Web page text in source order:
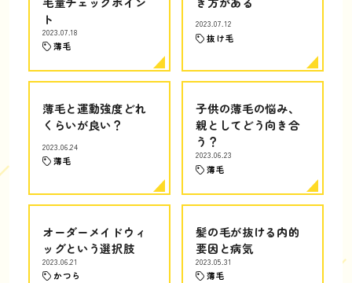
ト
2023.07.18
薄毛
2023.07.12
抜け毛
薄毛と運動強度どれ
くらいが良い？
2023.06.24
薄毛
子供の薄毛の悩み、
親としてどう向き合
う？
2023.06.23
薄毛
オーダーメイドウィ
ッグという選択肢
2023.06.21
かつら
髪の毛が抜ける内的
要因と病気
2023.05.31
薄毛